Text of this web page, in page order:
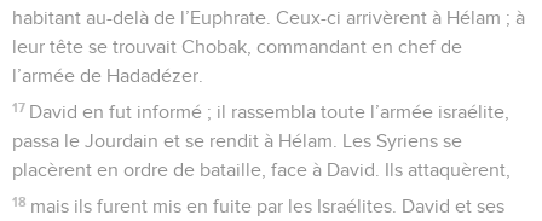
habitant au-delà de l’Euphrate. Ceux-ci arrivèrent à Hélam ; à
leur tête se trouvait Chobak, commandant en chef de
l’armée de Hadadézer.
17 David en fut informé ; il rassembla toute l’armée israélite,
passa le Jourdain et se rendit à Hélam. Les Syriens se
placèrent en ordre de bataille, face à David. Ils attaquèrent,
18 mais ils furent mis en fuite par les Israélites. David et ses